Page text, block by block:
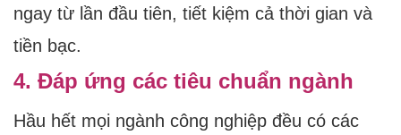
ngay từ lần đầu tiên, tiết kiệm cả thời gian và
tiền bạc.
4. Đáp ứng các tiêu chuẩn ngành
Hầu hết mọi ngành công nghiệp đều có các